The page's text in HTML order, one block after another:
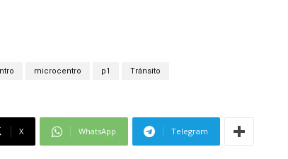
microcentro p1 Tránsito
X WhatsApp Telegram